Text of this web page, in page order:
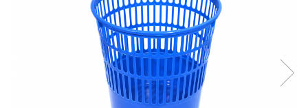
Fas Poliester 100% Verde
sidef/perlat 210gr/mp peliculizat